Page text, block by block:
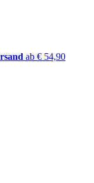
ab € 54,90